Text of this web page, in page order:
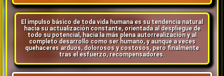
El impulso básico de toda vida humana es su tendencia natural
hacia su actualización constante, orientada al despliegue de
todo su potencial, hacia la más plena autorrealización y al
completo desarrollo como ser humano, y aunque a veces
quehaceres arduos, dolorosos y costosos, pero finalmente
tras el esfuerzo, recompensadores.